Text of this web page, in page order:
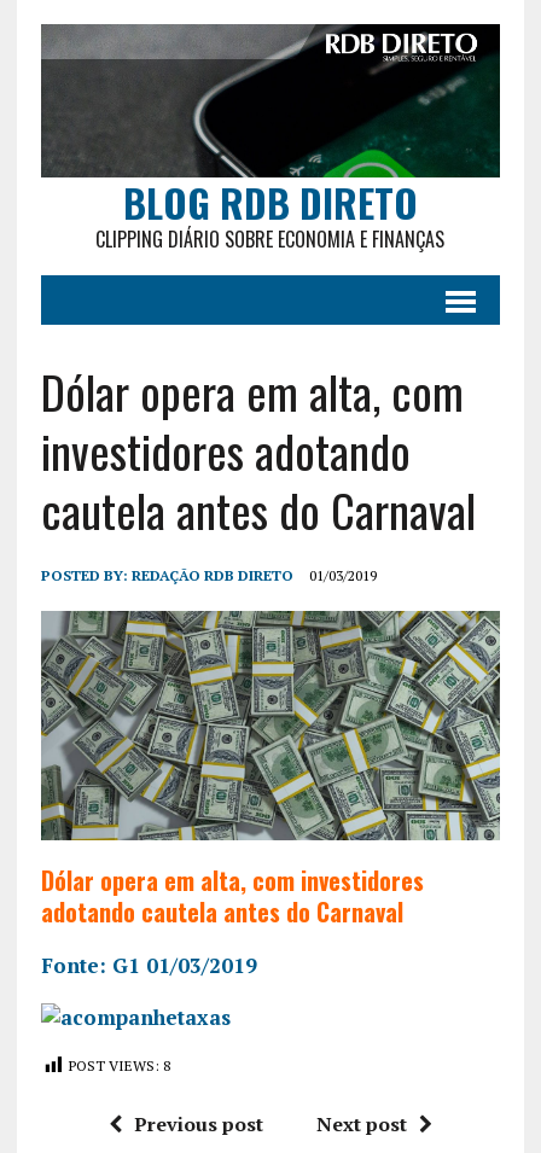
BLOG RDB DIRETO
CLIPPING DIÁRIO SOBRE ECONOMIA E FINANÇAS
Dólar opera em alta, com
investidores adotando
cautela antes do Carnaval
POSTED BY: REDAÇÃO RDB DIRETO 01/03/2019
Dólar opera em alta, com investidores
adotando cautela antes do Carnaval
Fonte: G1 01/03/2019
POST VIEWS: 8
Previous post Next post